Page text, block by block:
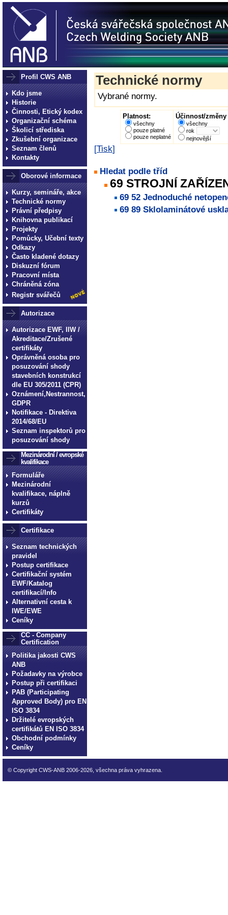
Profil CWS ANB
Kdo jsme
Historie
Činnosti, Etický kodex
Organizační schéma
Školicí střediska
Zkušební organizace
Seznam členů
Kontakty
Oborové informace
Kurzy, semináře, akce
Technické normy
Právní předpisy
Knihovna publikací
Projekty
Pomůcky, Učební texty
Odkazy
Často kladené dotazy
Diskuzní fórum
Pracovní místa
Chráněná zóna
Registr svářečů
Autorizace
Autorizace EWF, IIW /
Akreditace/Zrušené
certifikáty
Oprávněná osoba pro
posuzování shody
stavebních konstrukcí
dle EU 305/2011 (CPR)
Oznámení,Nestrannost,
GDPR
Notifikace - Direktiva
2014/68/EU
Seznam inspektorů pro
posuzování shody
Mezinárodní / evropské
kvalifikace
Formuláře
Mezinárodní
kvalifikace, náplně
kurzů
Certifikáty
Certifikace
Seznam technických
pravidel
Postup certifikace
Certifikační systém
EWF/Katalog
certifikací/Info
Alternativní cesta k
IWE/EWE
Ceníky
CC - Company
Certification
Politika jakosti CWS
ANB
Požadavky na výrobce
Postup při certifikaci
PAB (Participating
Approved Body) pro EN
ISO 3834
Držitelé evropských
certifikátů EN ISO 3834
Obchodní podmínky
Ceníky
Technické normy
Vybrané normy.
Platnost:
všechny
pouze platné
pouze neplatné
Účinnost/změny
všechny
rok
nejnovější
[Tisk]
Hledat podle tříd
69 STROJNÍ
69 52 Jednoduché
69 89 Sklolaminátové
© Copyright CWS-ANB 2006-2026, všechna práva vyhrazena.